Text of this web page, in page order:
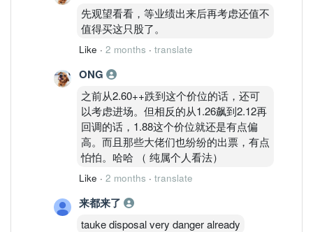
先观望看看，等业绩出来后再考虑还值不
值得买这只股了。
Like · 2 months · translate
ONG
之前从2.60++跌到这个价位的话，还可
以考虑进场。但相反的从1.26飙到2.12再
回调的话，1.88这个价位就还是有点偏
高。而且那些大佬们也纷纷的出票，有点
怕怕。哈哈 （ 纯属个人看法）
Like · 2 months · translate
来都来了
tauke disposal very danger already